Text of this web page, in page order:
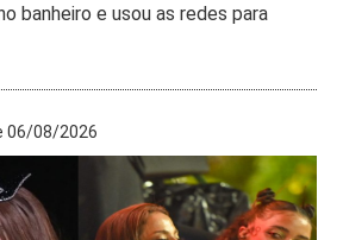
banheiro e usou as redes para
06/08/2026